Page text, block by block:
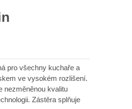
pro všechny kuchaře a
ve vysokém rozlišení.
nezměněnou kvalitu
Zástěra splňuje